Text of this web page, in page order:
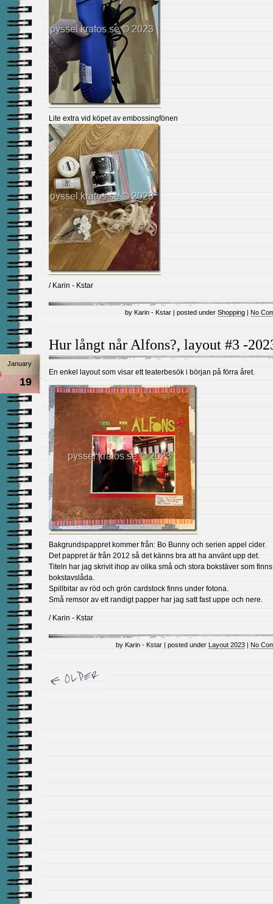
Lite extra vid köpet av embossingfönen
/ Karin - Kstar
by Karin - Kstar | posted under Shopping | No
Hur långt når Alfons?, layout #3 -
January
19
En enkel layout som visar ett teaterbesök i början på förra året.
Bakgrundspappret kommer från: Bo Bunny och serien appel cider.
Det pappret är från 2012 så det känns bra att ha använt upp det.
Titeln har jag skrivit ihop av olika små och stora bokstäver som
bokstavslåda.
Spillbitar av röd och grön cardstock finns under fotona.
Små remsor av ett randigt papper har jag satt fast uppe och nere.
/ Karin - Kstar
by Karin - Kstar | posted under Layout 2023 | No